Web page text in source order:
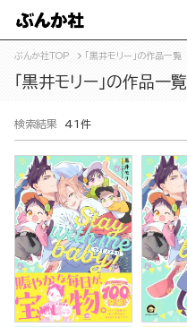
ぶんか社TOP 「黒井モリー」の作品一覧
「黒井モリー」の作品一覧
検索結果 41件